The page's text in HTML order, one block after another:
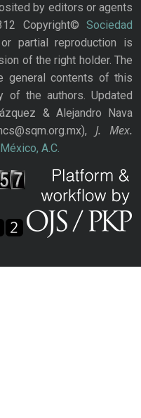
by editors or agents
Copyright© Sociedad
partial reproduction is
of the right holder. The
general contents of this
of the authors. Updated
& Alejandro Nava
J. Mex.
A.C.